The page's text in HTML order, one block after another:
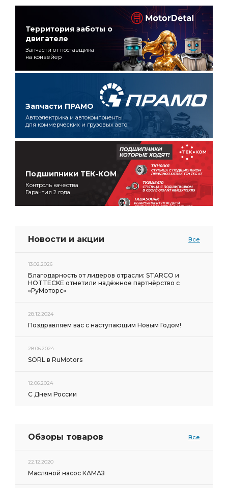
Территория заботы о
двигателе
Запчасти от поставщика
на конвейер
Запчасти ПРАМО
Автоэлектрика и автокомпоненты
для коммерческих и грузовых авто
Подшипники ТЕК-КОМ
Контроль качества
Гарантия 2 года
Новости и акции Все
13.02.2026
Благодарность от лидеров отрасли: STARCO и
HOTTECKE отметили надёжное партнёрство с
«РуМоторс»
28.12.2024
Поздравляем вас с наступающим Новым Годом!
28.06.2024
SORL в RuMotors
12.06.2024
С Днем России
Обзоры товаров Все
22.12.2020
Масляной насос КАМАЗ